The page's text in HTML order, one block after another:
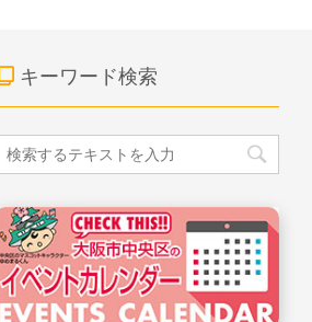
キーワード検索